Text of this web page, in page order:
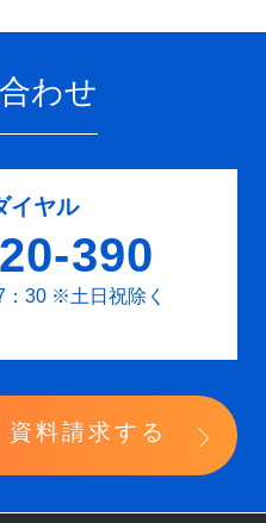
わせ
イヤル
390
：30 ※土日祝除く
資料請求する